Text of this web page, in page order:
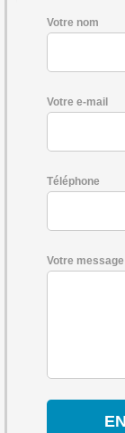
Votre nom
Votre e-mail
Téléphone
Votre message